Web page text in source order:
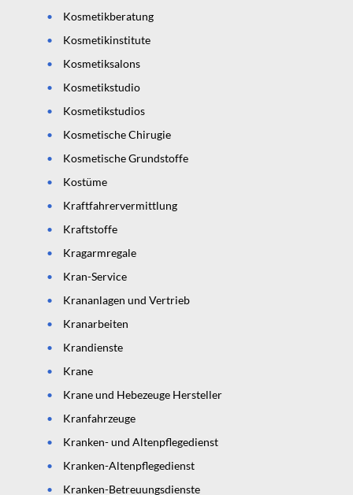
Kosmetikberatung
Kosmetikinstitute
Kosmetiksalons
Kosmetikstudio
Kosmetikstudios
Kosmetische Chirugie
Kosmetische Grundstoffe
Kostüme
Kraftfahrervermittlung
Kraftstoffe
Kragarmregale
Kran-Service
Krananlagen und Vertrieb
Kranarbeiten
Krandienste
Krane
Krane und Hebezeuge Hersteller
Kranfahrzeuge
Kranken- und Altenpflegedienst
Kranken-Altenpflegedienst
Kranken-Betreuungsdienste